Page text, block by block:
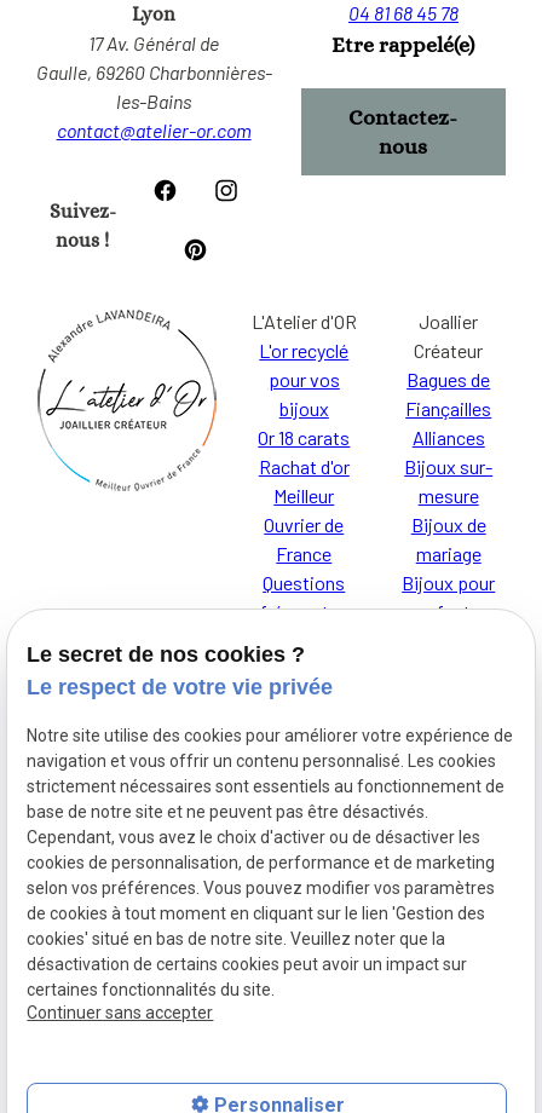
Lyon
17 Av. Général de
Gaulle, 69260 Charbonnières-
les-Bains
contact@atelier-or.com
Suivez-
nous !
04 81 68 45 78
Etre rappelé(e)
Contactez-
nous
L'Atelier d'OR
L'or recyclé
pour vos
bijoux
Or 18 carats
Rachat d'or
Meilleur
Ouvrier de
France
Questions
fréquentes
Joallier
Créateur
Bagues de
Fiançailles
Alliances
Bijoux sur-
mesure
Bijoux de
mariage
Bijoux pour
enfants
Je t'AdOR
L'Atelier d'Or,
découvrez nos
bijoux pour
enfants
Mentions
légales
Politique de
confidentialité
Gestion des
Le secret de nos cookies ?
Le respect de votre vie privée
Notre site utilise des cookies pour améliorer votre expérience de
navigation et vous offrir un contenu personnalisé. Les cookies
strictement nécessaires sont essentiels au fonctionnement de
base de notre site et ne peuvent pas être désactivés.
Cependant, vous avez le choix d'activer ou de désactiver les
cookies de personnalisation, de performance et de marketing
selon vos préférences. Vous pouvez modifier vos paramètres
de cookies à tout moment en cliquant sur le lien 'Gestion des
cookies' situé en bas de notre site. Veuillez noter que la
désactivation de certains cookies peut avoir un impact sur
certaines fonctionnalités du site.
Continuer sans accepter
Personnaliser